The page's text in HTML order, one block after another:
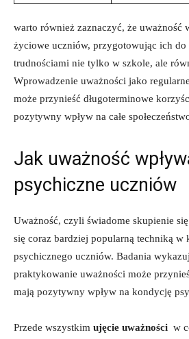
warto również zaznaczyć, że uważność
życiowe uczniów, przygotowując ich do
trudnościami nie tylko w szkole, ale⁣
Wprowadzenie uważności ​jako
może przynieść⁢ długoterminowe
pozytywny‍ wpływ na całe
Jak uważność
psychiczne uczniów
Uważność, czyli świadome skupienie
się ⁢coraz ⁢bardziej⁣ popularną techniką ‌w
psychicznego uczniów. Badania
praktykowanie uważności może
mają ⁣pozytywny wpływ na kondycję
Przede wszystkim ujęcie uważności
w